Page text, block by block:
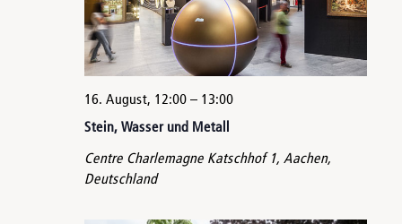
Stein, Wasser und Metall
16. August, 12:00– 13:00
Centre Charlemagne Katschhof 1, Aachen,
Deutschland